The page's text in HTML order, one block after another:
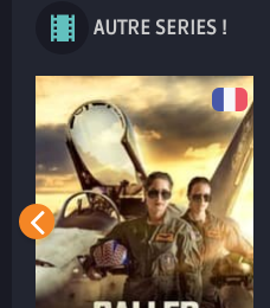
AUTRE SERIES !